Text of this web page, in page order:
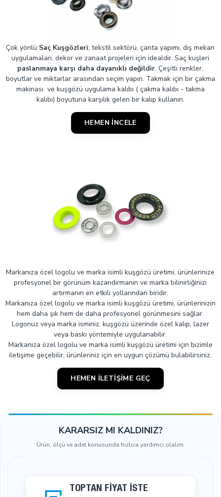
Çok yönlü Saç Kuşgözleri, tekstil sektörü, çanta yapımı, dış mekan
uygulamaları, dekor ve zanaat projeleri için idealdir. Saç kuşleri
paslanmaya karşı daha dayanıklı değildir. Çeşitli renkler,
boyutlar ve miktarlar arasından seçim yapın. Takmak için bir çakma
makinası ve kuşgözü uygulama kalıbı ( çakma kalıbı - takma
kalıbı) boyutuna karşılık gelen bir kalıp kullanın.
HEMEN İNCELE
Markanıza özel logolu ve marka isimli kuşgözü üretimi, ürünlerinize
profesyonel bir görünüm kazandırmanın ve marka bilinirliğinizi
artırmanın en etkili yollarından biridir.
Markanıza özel logolu ve marka isimli kuşgözü üretimi, ürünlerinizin
hem daha şık hem de daha profesyonel görünmesini sağlar.
Logonuz veya marka isminiz, kuşgözü üzerinde özel kalıp, lazer
veya baskı yöntemiyle uygulanabilir.
Markanıza özel logolu ve marka isimli kuşgözü üretimi için bizimle
iletişime geçebilir, ürünleriniz için en uygun çözümü bulabilirsiniz.
HEMEN İLETIŞIME GEÇ
KARARSIZ MI KALDINIZ?
Ürün, ölçü ve adet konusunda hızlıca yardımcı olalım.
TOPTAN FIYAT İSTE